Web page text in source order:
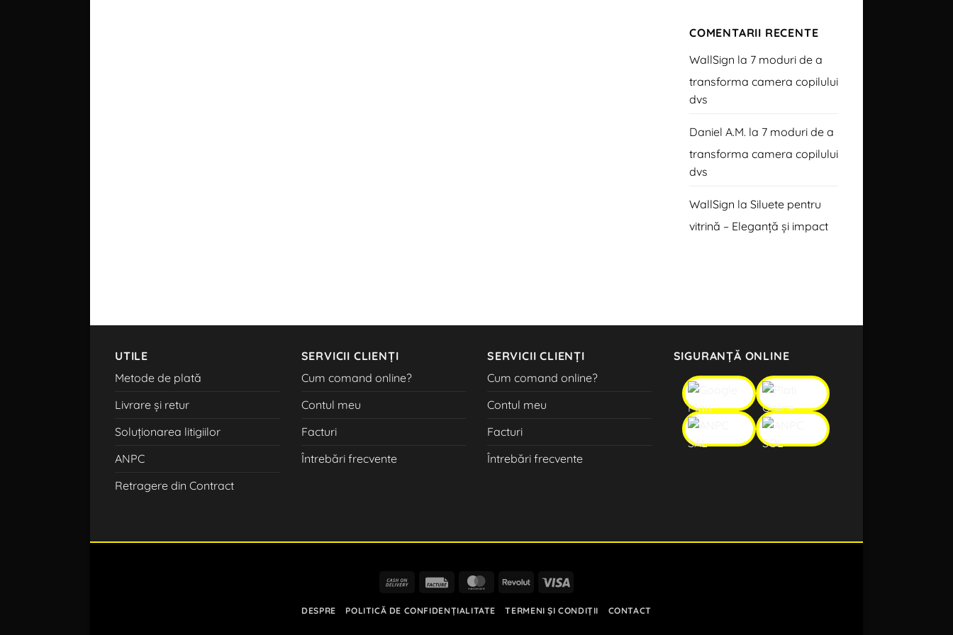
COMENTARII RECENTE
WallSign la 7 moduri de a
transforma camera copilului
dvs
Daniel A.M. la 7 moduri de a
transforma camera copilului
dvs
WallSign la Siluete pentru
vitrină – Eleganță și impact
UTILE
Metode de plată
Livrare și retur
Soluționarea litigiilor
ANPC
Retragere din Contract
SERVICII CLIENȚI
Cum comand online?
Contul meu
Facturi
Întrebări frecvente
SERVICII CLIENȚI
Cum comand online?
Contul meu
Facturi
Întrebări frecvente
SIGURANȚĂ ONLINE
Cash
Delivery
Facture MasterCardRevolut
DESPRE POLITICĂ DE CONFIDENȚIALITATE TERMENI ȘI CONDIȚII CONTACT